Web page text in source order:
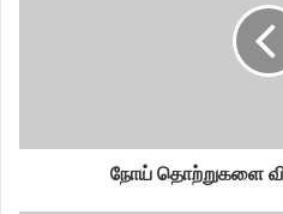
நோய் தொற்றுகளை